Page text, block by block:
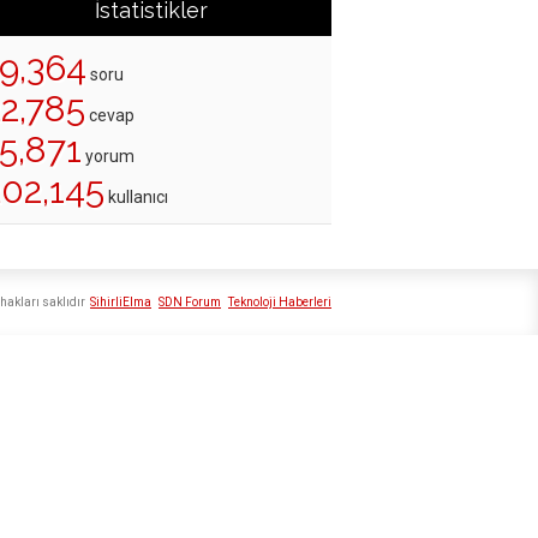
İstatistikler
soru
cevap
yorum
kullanıcı
SihirliElma SDN Forum Teknoloji Haberleri
saklıdır